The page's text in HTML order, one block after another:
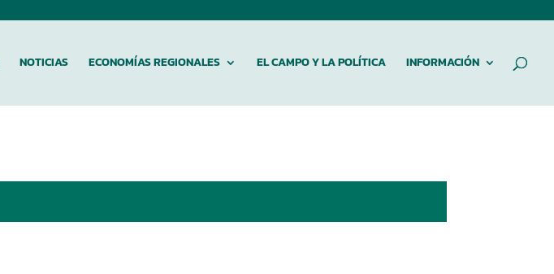
NOTICIAS ECONOMÍAS REGIONALES EL CAMPO Y LA POLÍTICA INFORMACIÓN